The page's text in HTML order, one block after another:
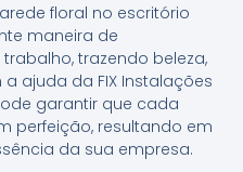
floral no escritório
maneira de
trazendo beleza,
ajuda da FIX Instalações
garantir que cada
perfeição, resultando em
da sua empresa.